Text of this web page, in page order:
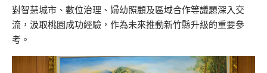
對智慧城市、數位治理、婦幼照顧及區域合作等議題深入交
流，汲取桃園成功經驗，作為未來推動新竹縣升級的重要參
考。